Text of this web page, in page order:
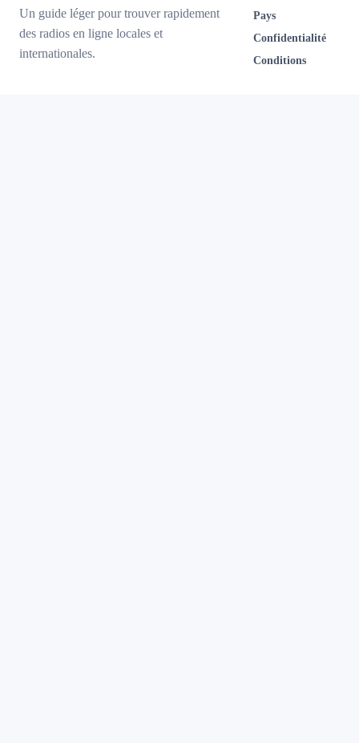
Un guide léger pour trouver rapidement
des radios en ligne locales et
internationales.
Pays
Confidentialité
Conditions